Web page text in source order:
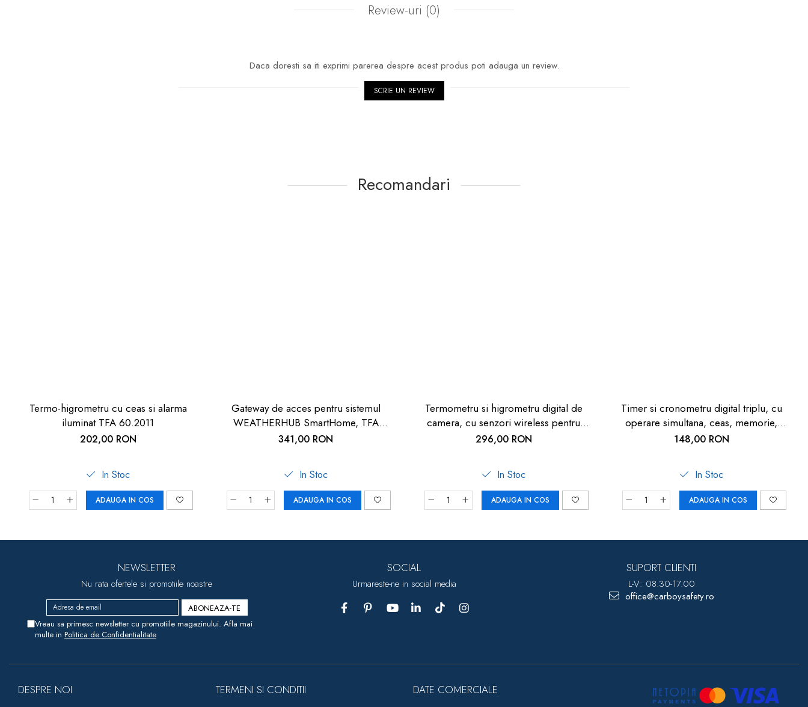
Review-uri (0)
Daca doresti sa iti exprimi parerea despre acest produs poti adauga un review.
SCRIE UN REVIEW
Recomandari
Termo-higrometru cu ceas si alarma
iluminat TFA 60.2011
202,00 RON
In Stoc
ADAUGA IN COS
Gateway de acces pentru sistemul
WEATHERHUB SmartHome, TFA
31.4000.02
341,00 RON
In Stoc
ADAUGA IN COS
Termometru si higrometru digital de
camera, cu senzori wireless pentru
exterior si pentru apa din piscina, lumina
296,00 RON
In Stoc
ADAUGA IN COS
Timer si cronometru digital triplu, cu
operare simultana, ceas, memorie,
negru, TFA 38.2023
148,00 RON
In Stoc
ADAUGA IN COS
NEWSLETTER
Nu rata ofertele si promotiile noastre
Vreau sa primesc newsletter cu promotiile magazinului. Afla mai
multe in Politica de Confidentialitate
SOCIAL
Urmareste-ne in social media
SUPORT CLIENTI
L-V: 08.30-17.00
office@carboysafety.ro
DESPRE NOI TERMENI SI CONDITII DATE COMERCIALE